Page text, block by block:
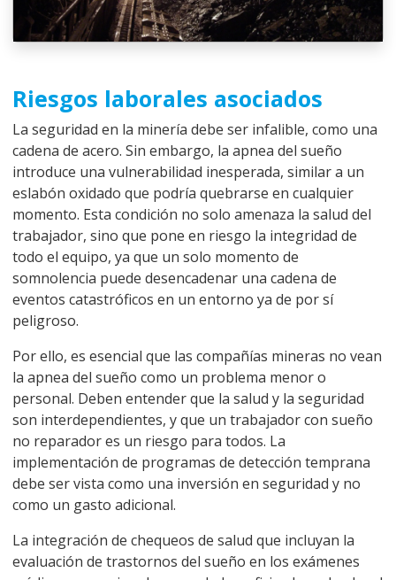
Riesgos laborales asociados
La seguridad en la minería debe ser infalible, como una
cadena de acero. Sin embargo, la apnea del sueño
introduce una vulnerabilidad inesperada, similar a un
eslabón oxidado que podría quebrarse en cualquier
momento. Esta condición no solo amenaza la salud del
trabajador, sino que pone en riesgo la integridad de
todo el equipo, ya que un solo momento de
somnolencia puede desencadenar una cadena de
eventos catastróficos en un entorno ya de por sí
peligroso.
Por ello, es esencial que las compañías mineras no vean
la apnea del sueño como un problema menor o
personal. Deben entender que la salud y la seguridad
son interdependientes, y que un trabajador con sueño
no reparador es un riesgo para todos. La
implementación de programas de detección temprana
debe ser vista como una inversión en seguridad y no
como un gasto adicional.
La integración de chequeos de salud que incluyan la
evaluación de trastornos del sueño en los exámenes